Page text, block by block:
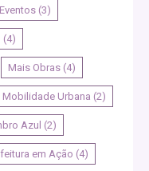
Eventos (3)
(4)
Mais Obras (4)
Mobilidade Urbana (2)
Azul (2)
em Ação (4)